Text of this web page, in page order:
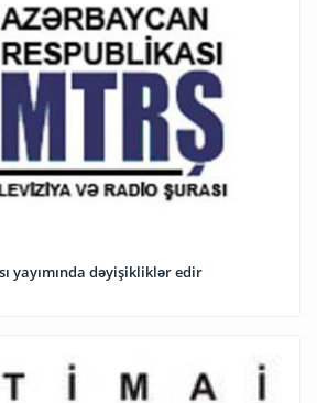
yayımında dəyişikliklər edir